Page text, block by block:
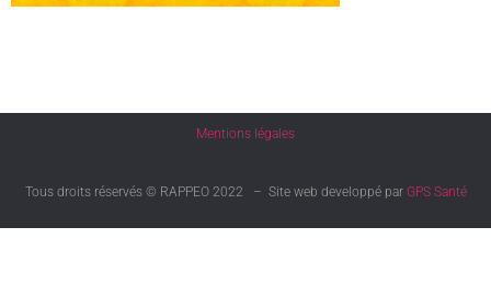
Mentions légales
Tous droits réservés © RAPPEO 2022 – Site web developpé par GPS Santé